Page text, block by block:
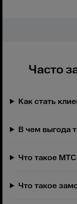
Часто
Как стать
В чем выгода
Что такое
Что такое